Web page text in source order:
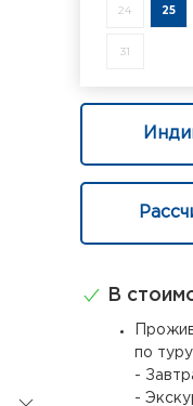
24 25
31
В
по туру.
-
-